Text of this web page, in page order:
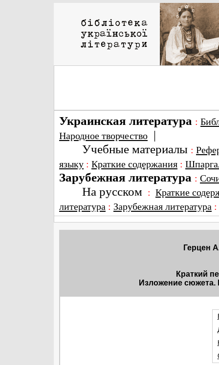
Украинская литература :
Народное творчество |
Учебные материалы :
языку : Краткие содержания :
Зарубежная литература :
На русском : Краткие
литература : Зарубежная литература
Герцен
Краткий
Изложение сюжета.